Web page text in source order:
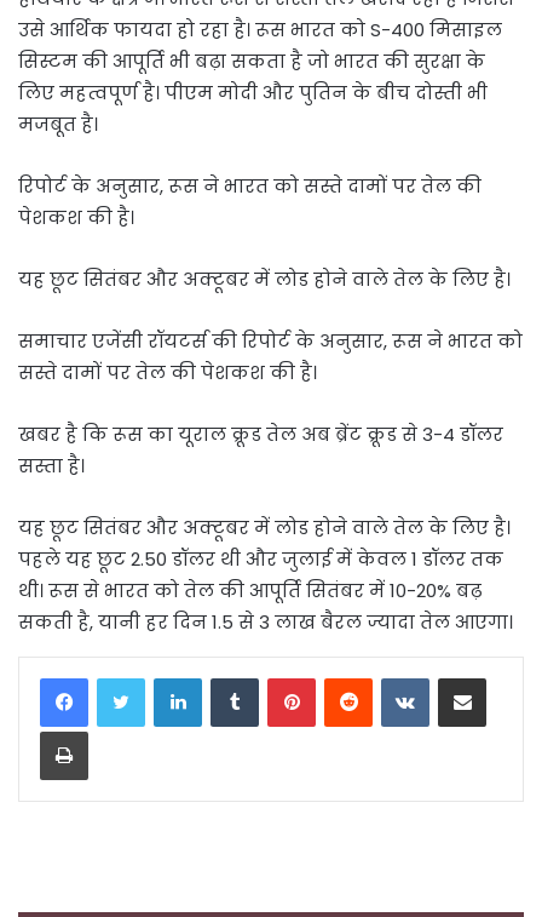
उसे आर्थिक फायदा हो रहा है। रूस भारत को S-400 मिसाइल
सिस्टम की आपूर्ति भी बढ़ा सकता है जो भारत की सुरक्षा के
लिए महत्वपूर्ण है। पीएम मोदी और पुतिन के बीच दोस्ती भी
मजबूत है।
रिपोर्ट के अनुसार, रूस ने भारत को सस्ते दामों पर तेल की
पेशकश की है।
यह छूट सितंबर और अक्टूबर में लोड होने वाले तेल के लिए है।
समाचार एजेंसी रॉयटर्स की रिपोर्ट के अनुसार, रूस ने भारत को
सस्ते दामों पर तेल की पेशकश की है।
खबर है कि रूस का यूराल क्रूड तेल अब ब्रेंट क्रूड से 3-4 डॉलर
सस्ता है।
यह छूट सितंबर और अक्टूबर में लोड होने वाले तेल के लिए है।
पहले यह छूट 2.50 डॉलर थी और जुलाई में केवल 1 डॉलर तक
थी। रूस से भारत को तेल की आपूर्ति सितंबर में 10-20% बढ़
सकती है, यानी हर दिन 1.5 से 3 लाख बैरल ज्यादा तेल आएगा।
LinkedInTumblrPinterestReddit VKontakteShare via Email
Print